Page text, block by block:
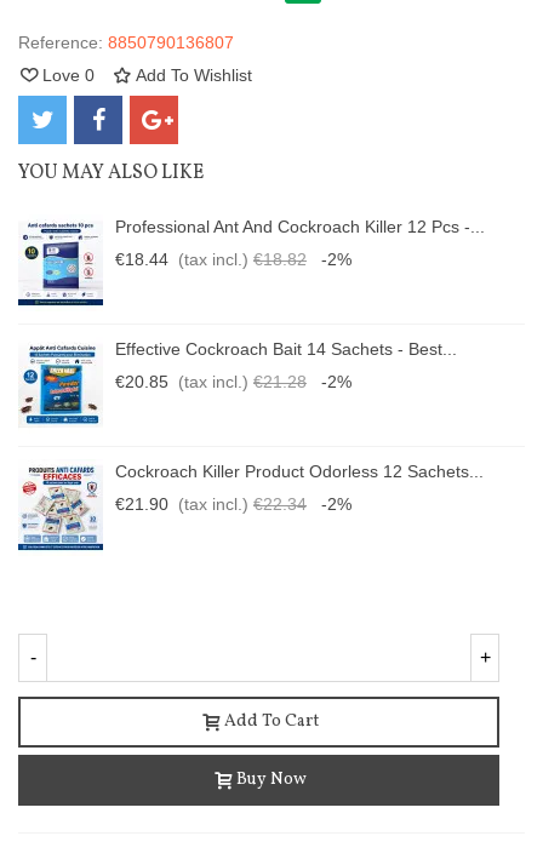
Reference: 8850790136807
Love 0 Add To Wishlist
YOU MAY ALSO LIKE
Professional Ant And Cockroach Killer 12 Pcs -...
€18.44 (tax incl.) €18.82 -2%
Effective Cockroach Bait 14 Sachets - Best...
€20.85 (tax incl.) €21.28 -2%
Cockroach Killer Product Odorless 12 Sachets...
€21.90 (tax incl.) €22.34 -2%
- +
Add To Cart
Buy Now